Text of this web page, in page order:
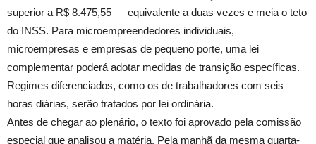
superior a R$ 8.475,55 — equivalente a duas vezes e meia o teto
do INSS. Para microempreendedores individuais,
microempresas e empresas de pequeno porte, uma lei
complementar poderá adotar medidas de transição específicas.
Regimes diferenciados, como os de trabalhadores com seis
horas diárias, serão tratados por lei ordinária.
Antes de chegar ao plenário, o texto foi aprovado pela comissão
especial que analisou a matéria. Pela manhã da mesma quarta-